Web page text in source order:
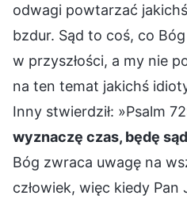
odwagi powtarzać
bzdur. Sąd to coś, co
w przyszłości, a my nie
na ten temat jakichś
Inny stwierdził: »Psalm
wyznaczę czas, będę
Bóg zwraca uwagę na
człowiek, więc kiedy